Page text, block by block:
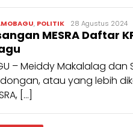
, POLITIKadmin
28 Agustus 2024
MESRA Daftar
– Meiddy Makalalag dan
atau yang lebih
[…]